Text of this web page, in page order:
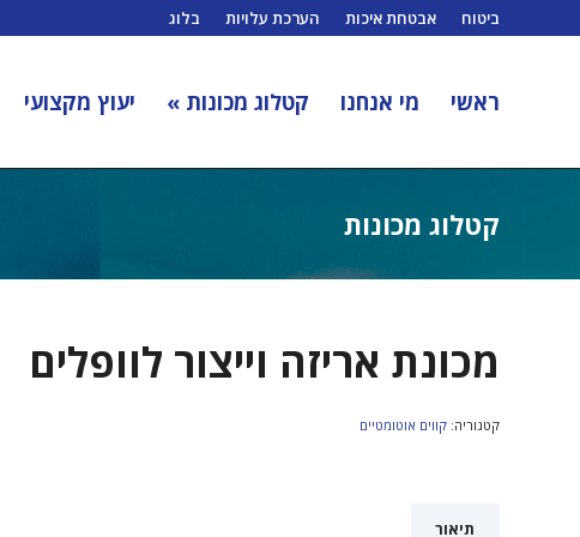
ביטוח אבטחת איכות הערכת עלויות בלוג
ראשי מי אנחנו קטלוג מכונות » יעוץ מקצועי
קטלוג מכונות
מכונת אריזה וייצור לוופלים
קטגוריה: קווים אוטומטיים
תיאור